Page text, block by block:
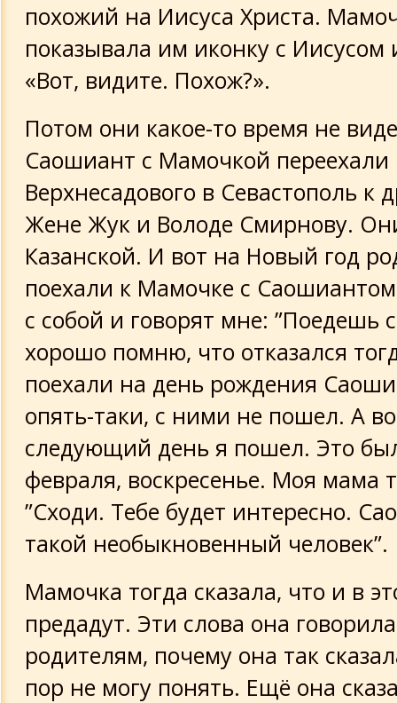
похожий на Иисуса Христа.
показывала им иконку с Иисусом
«Вот, видите. Похож?».
Потом они какое-то время не
Саошиант с Мамочкой переехали
Верхнесадового в Севастополь к
Жене Жук и Володе Смирнову.
Казанской. И вот на Новый год
поехали к Мамочке с
с собой и говорят мне: ”Поедешь
хорошо помню, что отказался
поехали на день рождения
опять-таки, с ними не пошел. А
следующий день я пошел. Это
февраля, воскресенье. Моя мама
”Сходи. Тебе будет интересно.
такой необыкновенный человек”.
Мамочка тогда сказала, что и в
предадут. Эти слова она
родителям, почему она так
пор не могу понять. Ещё она